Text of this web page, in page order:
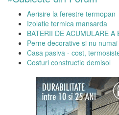
Aerisire la ferestre termopan
Izolatie termica mansarda
BATERII DE ACUMULARE A
Perne decorative si nu numai
Casa pasiva - cost,
Costuri constructie demisol